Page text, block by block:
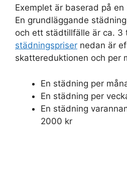
Exemplet är baserad på
En grundläggande
och ett städtillfälle är ca. 3
städningspriser nedan är
skattereduktionen och per
En städning per
En städning per
En städning
2000 kr